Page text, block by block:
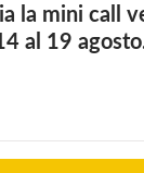
la mini call
al 19